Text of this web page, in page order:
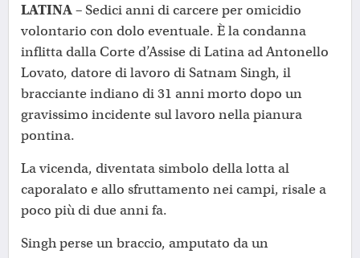
LATINA –Sedici anni di carcere per omicidio
volontario con dolo eventuale. È la condanna
inflitta dalla Corte d’Assise di Latina ad Antonello
Lovato, datore di lavoro di Satnam Singh, il
bracciante indiano di 31 anni morto dopo un
gravissimo incidente sul lavoro nella pianura
pontina.
La vicenda, diventata simbolo della lotta al
caporalato e allo sfruttamento nei campi, risale a
poco più di due anni fa.
Singh perse un braccio, amputato da un